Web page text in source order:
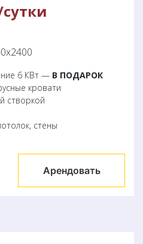
6 КВт — В ПОДАРОК
кровати
створкой
стены
Арендовать